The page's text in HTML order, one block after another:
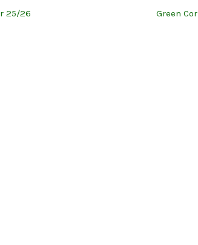
25/26 Green